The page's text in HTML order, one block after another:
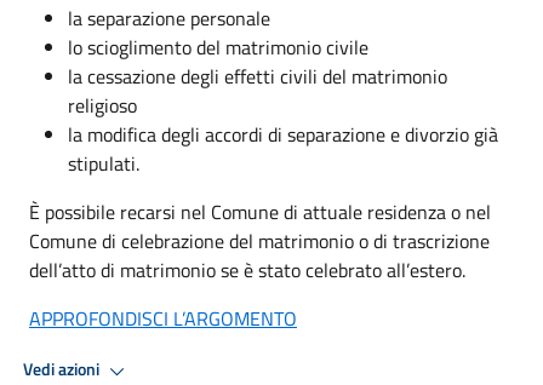
la separazione personale
lo scioglimento del matrimonio civile
la cessazione degli effetti civili del matrimonio
religioso
la modifica degli accordi di separazione e divorzio già
stipulati.
È possibile recarsi nel Comune di attuale residenza o nel
Comune di celebrazione del matrimonio o di trascrizione
dell’atto di matrimonio se è stato celebrato all’estero.
APPROFONDISCI L’ARGOMENTO
Vedi azioni